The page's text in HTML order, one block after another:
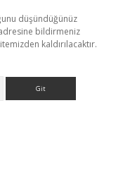
düşündüğünüz
bildirmeniz
kaldırılacaktır.